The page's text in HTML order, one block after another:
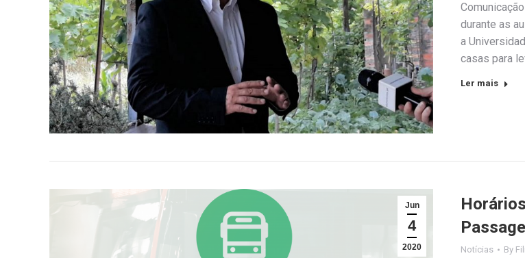
durante as
a
casas para
Ler mais
Jun
4
2020 Notícias By